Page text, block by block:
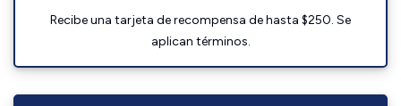
Recibe una tarjeta de recompensa de hasta $250. Se
aplican términos.